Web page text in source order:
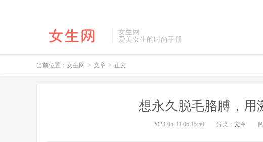
女生网
爱美女生的时尚手册
当前位置： 女生网 > 文章 > 正文
想永久脱毛胳膊，用
2023-05-11 06:15:50 分类： 文章